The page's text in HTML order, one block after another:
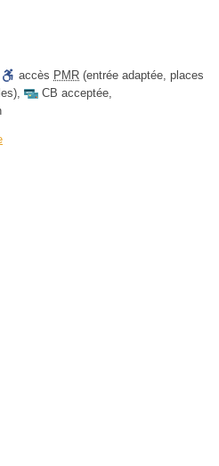
accès PMR (entrée adaptée, places
, CB acceptée,